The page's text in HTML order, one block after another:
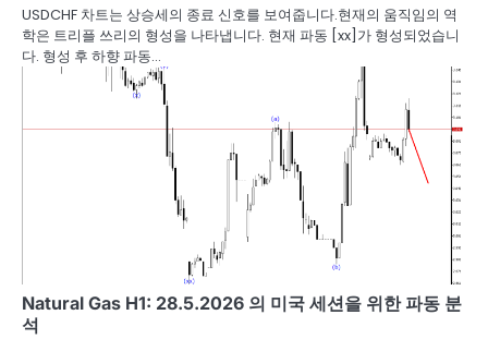
USDCHF 차트는 상승세의 종료 신호를 보여줍니다.현재의 움직임의 역
학은 트리플 쓰리의 형성을 나타냅니다. 현재 파동 [xx]가 형성되었습니
다. 형성 후 하향 파동…
Natural Gas H1: 28.5.2026 의 미국 세션을 위한 파동 분
석